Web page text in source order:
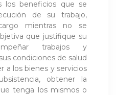
los beneficios que se
de su trabajo,
mientras no se
que justifique su
trabajos y
condiciones de salud
a los bienes y servicios
obtener la
tenga los mismos o